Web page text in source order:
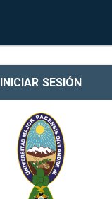
INICIAR SESIÓN